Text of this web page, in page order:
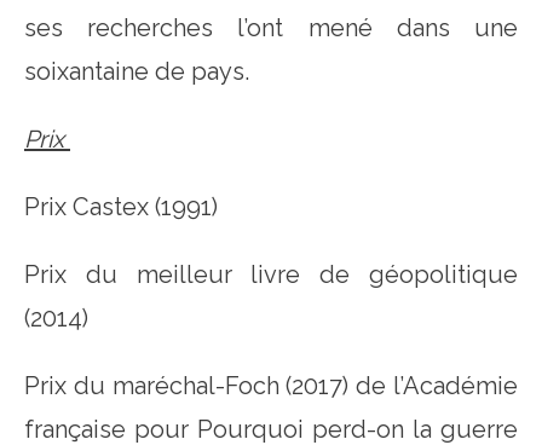
ses recherches l’ont mené dans une
soixantaine de pays.
Prix
Prix Castex (1991)
Prix du meilleur livre de géopolitique
(2014)
Prix du maréchal-Foch (2017) de l’Académie
française pour Pourquoi perd-on la guerre